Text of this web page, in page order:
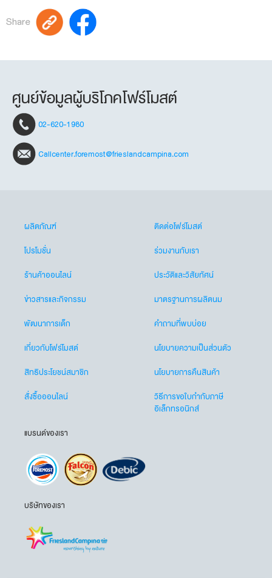
Share
ศูนย์ข้อมูลผู้บริโภคโฟร์โมสต์
02-620-1980
Callcenter.foremost@frieslandcampina.com
ผลิตภัณฑ์
โปรโมชั่น
ร้านค้าออนไลน์
ข่าวสารและกิจกรรม
พัฒนาการเด็ก
เกี่ยวกับโฟร์โมสต์
สิทธิประโยชน์สมาชิก
สั่งซื้อออนไลน์
ติดต่อโฟร์โมสต์
ร่วมงานกับเรา
ประวัติและวิสัยทัศน์
มาตรฐานการผลิตนม
คำถามที่พบบ่อย
นโยบายความเป็นส่วนตัว
นโยบายการคืนสินค้า
วิธีการขอใบกำกับภาษี
อิเล็กทรอนิกส์
แบรนด์ของเรา
บริษัทของเรา